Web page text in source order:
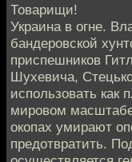
Товарищи!
Украина в огне.
бандеровской
приспешников
Шухевича,
использовать
мировом
окопах умирают
предотвратить.